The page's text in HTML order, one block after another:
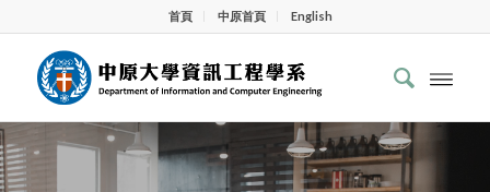
首頁 中原首頁 English